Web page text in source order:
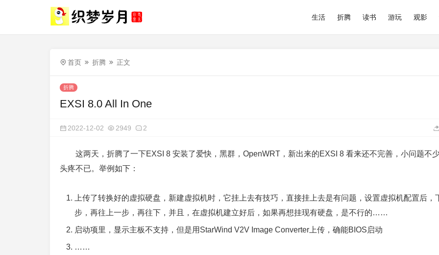
生活 折腾 读书 游玩 观影
首页 折腾 正文
折腾
EXSI 8.0 All In One
2022-12-02 2949 2
这两天，折腾了一下EXSI 8 安装了爱快，黑群，OpenWRT，新出来的EXSI 8 看来还不完善，小问题不少
头疼不已。举例如下：
上传了转换好的虚拟硬盘，新建虚拟机时，它挂上去有技巧，直接挂上去是有问题，设置虚拟机配置后，
步，再往上一步，再往下，并且，在虚拟机建立好后，如果再想挂现有硬盘，是不行的……
启动项里，显示主板不支持，但是用StarWind V2V Image Converter上传，确能BIOS启动
……